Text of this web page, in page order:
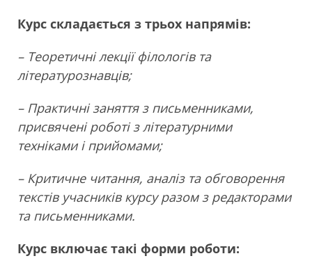
Курс складається з трьох напрямів:
– Теоретичні лекції філологів та
літературознавців;
– Практичні заняття з письменниками,
присвячені роботі з літературними
техніками і прийомами;
– Критичне читання, аналіз та обговорення
текстів учасників курсу разом з редакторами
та письменниками.
Курс включає такі форми роботи: